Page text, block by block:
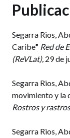
Segarra Rios,
Caribe” Red de
(ReVLat), 29 de
Segarra Rios,
movimiento y la
Rostros y
Segarra Rios,